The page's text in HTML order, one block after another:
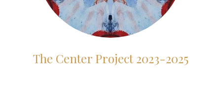
The Center Project 2023-2025